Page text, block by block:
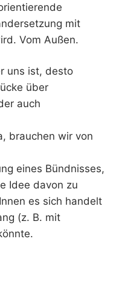
mit
Vom Außen.
uns ist, desto
über
auch
brauchen wir von
eines Bündnisses,
Idee davon zu
es sich handelt
(z. B. mit